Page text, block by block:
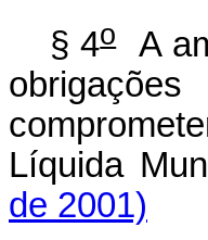
§ 4oA
Líquida
de 2001)